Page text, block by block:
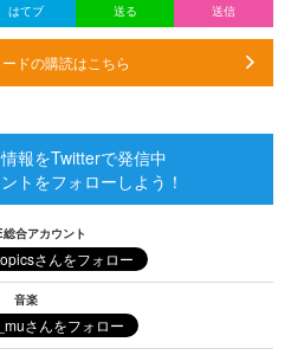
はてブ 送る 送信
ドの購読はこちら
報をTwitterで発信中
トをフォローしよう！
合アカウント
音楽